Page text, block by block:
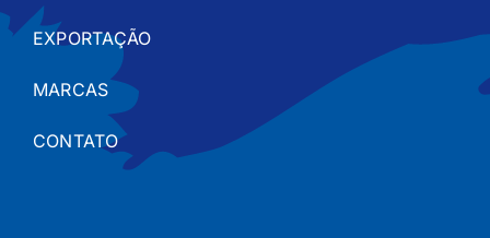
EXPORTAÇÃO
MARCAS
CONTATO